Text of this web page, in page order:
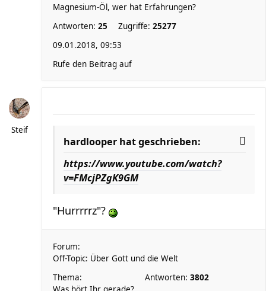
Magnesium-Öl, wer hat Erfahrungen?
Antworten: 25 Zugriffe: 25277
09.01.2018, 09:53
Rufe den Beitrag auf
Steif
hardlooper hat geschrieben:
https://www.youtube.com/watch?
v=FMcjPZgK9GM
"Hurrrrrz"?
Forum:
Off-Topic: Über Gott und die Welt
Thema:
Antworten: 3802